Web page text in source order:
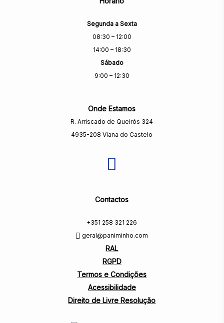
Segunda a Sexta
08:30 – 12:00
14:00 – 18:30
Sábado
9:00 – 12:30
Onde Estamos
R. Arriscado de Queirós 324
4935-208 Viana do Castelo
Contactos
+351 258 321 226
geral@paniminho.com
RAL
RGPD
Termos e Condições
Acessibilidade
Direito de Livre Resolução